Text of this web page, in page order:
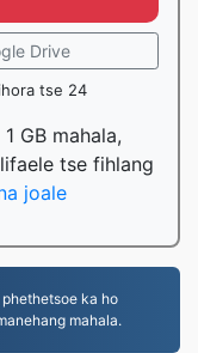
Drive
tse 24
GB mahala,
tse fihlang
joale
ka ho
mahala.